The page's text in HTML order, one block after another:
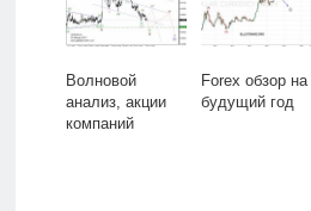
Волновой
анализ, акции
компаний
Forex обзор на
будущий год